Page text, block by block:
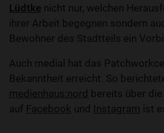
Lüdtke nicht nur, welchen
ihrer Arbeit begegnen sondern
Bewohner des Stadtteils ein
Auch medial hat das
Bekanntheit erreicht. So
medienhaus:nord
bereits über
auf Facebook und Instagram ist